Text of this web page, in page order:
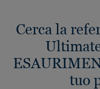
Cerca la
tuo